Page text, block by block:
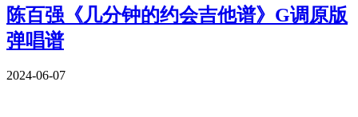
陈百强《几分钟的约会吉他谱》G调原版
弹唱谱
2024-06-07